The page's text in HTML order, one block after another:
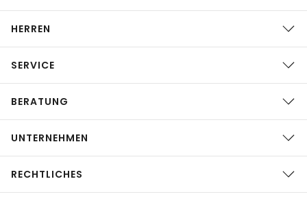
HERREN
SERVICE
BERATUNG
UNTERNEHMEN
RECHTLICHES